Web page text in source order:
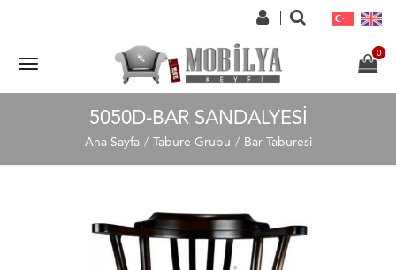
5050D-BAR SANDALYESI
Ana Sayfa Tabure Grubu Bar Taburesi